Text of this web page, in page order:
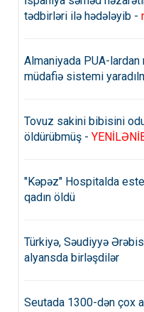
tədbirləri ilə hədələyib -
Almaniyada PUA-
müdafiə sistemi
Tovuz sakini bibisini
öldürübmüş -
"Kəpəz" Hospitalda
qadın öldü
Türkiyə, Səudiyyə
alyansda birləşdilər
Seutada 1300-dən çox